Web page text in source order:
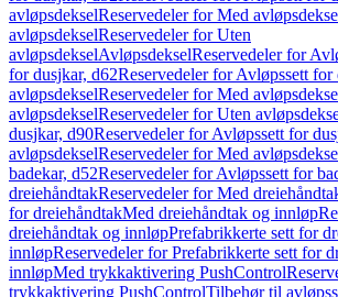
avløpsdekselReservedeler for Med
avløpsdekselReservedeler for Uten
avløpsdekselAvløpsdekselReservedeler for
for dusjkar, d62Reservedeler for Avløpssett for
avløpsdekselReservedeler for Med
avløpsdekselReservedeler for Uten
dusjkar, d90Reservedeler for Avløpssett for
avløpsdekselReservedeler for Med
badekar, d52Reservedeler for Avløpssett for
dreiehåndtakReservedeler for Med
for dreiehåndtakMed dreiehåndtak og innløp
dreiehåndtak og innløpPrefabrikkerte sett for
innløpReservedeler for Prefabrikkerte sett for
innløpMed trykkaktivering PushControl
trykkaktivering PushControlTilbehør til